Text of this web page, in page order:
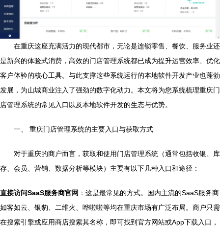
在重庆这座充满活力的现代都市，无论是连锁零售、餐饮、服务业还
是新兴的体验式消费，高效的门店管理系统都已成为提升运营效率、优化
客户体验的核心工具。与此支撑这些系统运行的本地软件开发产业也蓬勃
发展，为山城商业注入了强劲的数字化动力。本文将为您系统梳理重庆门
店管理系统的常见入口以及本地软件开发的生态与优势。
一、 重庆门店管理系统的主要入口与获取方式
对于重庆的商户而言，获取和使用门店管理系统（通常包括收银、库
存、会员、营销、数据分析等模块）主要有以下几种入口和途径：
直接访问SaaS服务商官网 ：这是最常见的方式。国内主流的SaaS服务商
如客如云、银豹、二维火、哗啦啦等均在重庆市场有广泛布局。商户只需
在搜索引擎或应用商店搜索其名称，即可找到官方网站或App下载入口，